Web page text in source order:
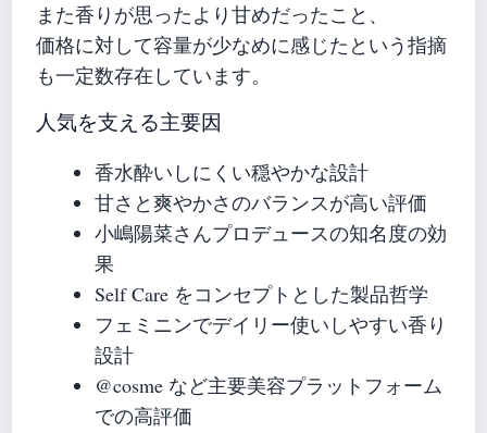
また香りが思ったより甘めだったこと、
価格に対して容量が少なめに感じたという指摘
も一定数存在しています。
人気を支える主要因
香水酔いしにくい穏やかな設計
甘さと爽やかさのバランスが高い評価
小嶋陽菜さんプロデュースの知名度の効
果
Self Care をコンセプトとした製品哲学
フェミニンでデイリー使いしやすい香り
設計
@cosme など主要美容プラットフォーム
での高評価